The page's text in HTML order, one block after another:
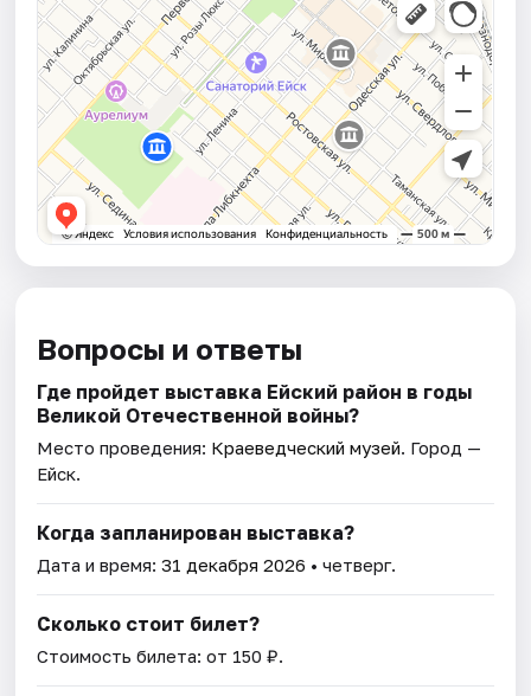
Вопросы и ответы
Где пройдет выставка Ейский район в годы
Великой Отечественной войны?
Место проведения: Краеведческий музей. Город —
Ейск.
Когда запланирован выставка?
Дата и время:31 декабря 2026 • четверг.
Сколько стоит билет?
Стоимость билета: от 150 ₽.